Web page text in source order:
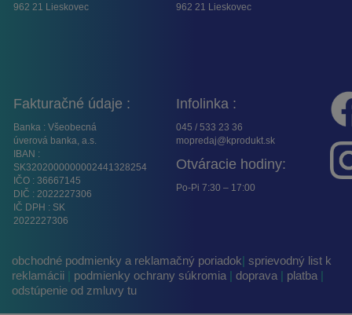
962 21 Lieskovec
962 21 Lieskovec
Fakturačné údaje :
Banka : Všeobecná
úverová banka, a.s.
IBAN :
SK3202000000002441328254
IČO : 36667145
DIČ : 2022227306
IČ DPH : SK
2022227306
Infolinka :
045 / 533 23 36
mopredaj@kprodukt.sk
Otváracie hodiny:
Po-Pi 7:30 – 17:00
obchodné podmienky a reklamačný poriadok| sprievodný list k
reklamácii
podmienky ochrany súkromia | doprava | platba |
odstúpenie od zmluvy tu